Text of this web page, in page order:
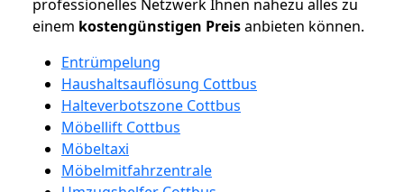
professionelles Netzwerk Ihnen nahezu alles zu
einem kostengünstigen Preisanbieten können.
Entrümpelung
Haushaltsauflösung Cottbus
Halteverbotszone Cottbus
Möbellift Cottbus
Möbeltaxi
Möbelmitfahrzentrale